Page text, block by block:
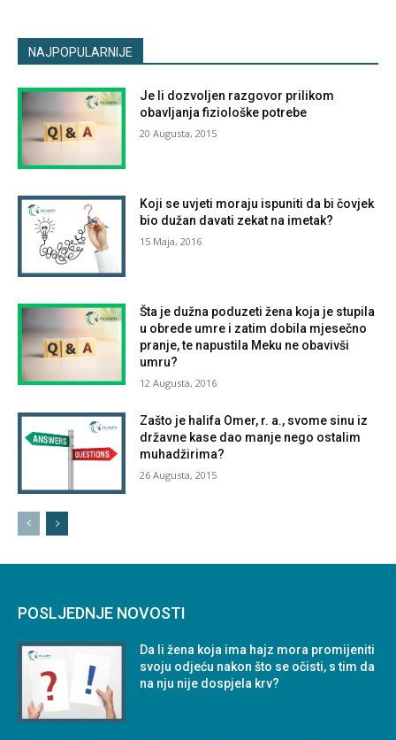
NAJPOPULARNIJE
Je li dozvoljen razgovor prilikom
obavljanja fiziološke potrebe
20 Augusta, 2015
Koji se uvjeti moraju ispuniti da bi čovjek
bio dužan davati zekat na imetak?
15 Maja, 2016
Šta je dužna poduzeti žena koja je stupila
u obrede umre i zatim dobila mjesečno
pranje, te napustila Meku ne obavivši
umru?
12 Augusta, 2016
Zašto je halifa Omer, r. a., svome sinu iz
državne kase dao manje nego ostalim
muhadžirima?
26 Augusta, 2015
POSLJEDNJE NOVOSTI
Da li žena koja ima hajz mora promijeniti
svoju odjeću nakon što se očisti, s tim da
na nju nije dospjela krv?